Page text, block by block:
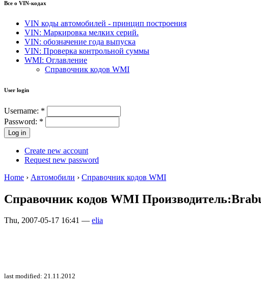
Все о VIN-кодах
VIN коды автомобилей - принцип построения
VIN: Маркировка мелких серий.
VIN: обозначение года выпуска
VIN: Проверка контрольной суммы
WMI: Оглавление
Справочник кодов WMI
User login
Username: *
Password: *
Create new account
Request new password
Home › Автомобили › Справочник кодов WMI
Справочник кодов WMI
Thu, 2007-05-17 16:41 — elia
last modified: 21.11.2012